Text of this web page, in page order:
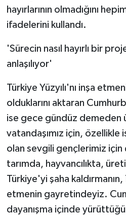
hayırlarının olmadığını
ifadelerini kullandı.
'Sürecin nasıl hayırlı bir
anlaşılıyor'
Türkiye Yüzyılı'nı inşa
olduklarını aktaran
ise gece gündüz demeden
vatandaşımız için, özellikle
olan sevgili gençlerimiz için
tarımda, hayvancılıkta,
Türkiye'yi şaha kaldırmanın,
etmenin gayretindeyiz.
dayanışma içinde